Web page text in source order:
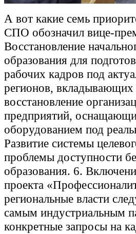
А вот какие семь
СПО обозначил вице-
Восстановление
образования для
рабочих кадров под
регионов, вкладывающих
восстановление
предприятий,
оборудованием под
Развитие системы
проблемы доступности
образования. 6.
проекта
региональные власти
самым индустриальным
конкретные запросы на